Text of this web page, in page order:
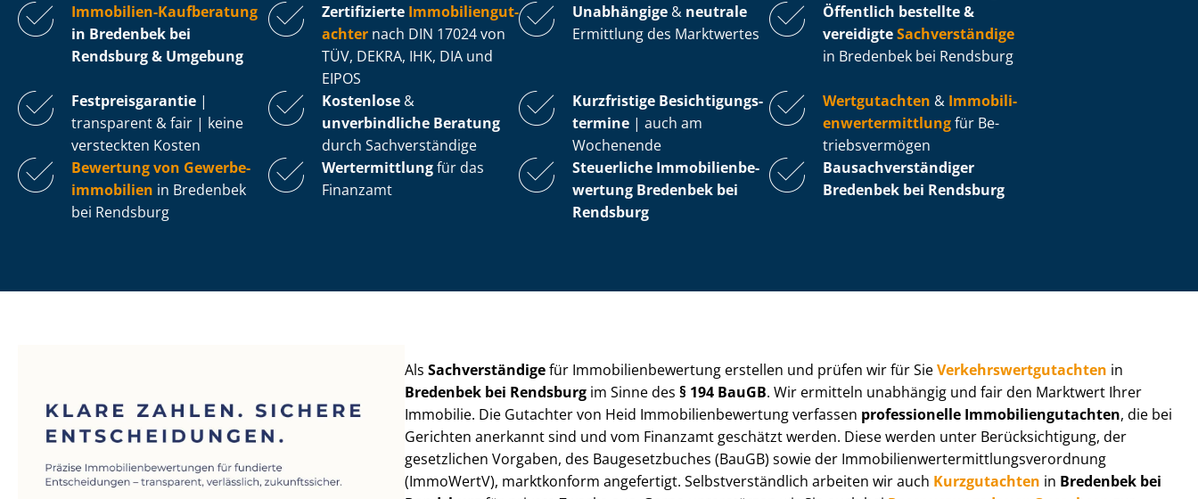
Immobilien-Kaufberatung
in Bredenbek bei
Rendsburg & Umgebung
Zertifizierte Im­mo­bi­li­en­gut­
ach­ter nach DIN 17024 von
TÜV, DEKRA, IHK, DIA und
EIPOS
Unabhängige & neutrale
Ermittlung des Marktwertes
Öffentlich bestellte &
vereidigteSachverständige
in Bredenbek bei Rendsburg
Fest­preis­ga­ran­tie |
transparent & fair | keine
versteckten Kosten
Kostenlose &
unverbindliche Beratung
durch Sachverständige
Kurzfristige Be­sich­ti­gungs­
ter­mi­ne | auch am
Wochenende
Wertgutachten & Im­mo­bi­li­
en­wert­ermitt­lungfür Be­
triebs­ver­mö­gen
Bewertung von Ge­wer­be­
im­mo­bi­li­en in Bredenbek
bei Rendsburg
Wertermittlungfür das
Finanzamt
Steuerliche Im­mo­bi­li­en­be­
wer­tung Bredenbek bei
Rendsburg
Bau­sach­ver­stän­di­ger
Bredenbek bei Rendsburg
AlsSachverständigefür Im­mo­bi­li­en­be­wer­tung erstellen und prüfen wir für SieVer­kehrs­wert­gut­ach­ten in
Bredenbek bei Rendsburg im Sinne des§ 194 BauGB. Wir ermitteln unabhängig und fair den Marktwert Ihrer
Immobilie. Die Gutachter von Heid Im­mo­bi­li­en­be­wer­tung verfassen professionelle Im­mo­bi­li­en­gut­ach­ten, die bei
Gerichten anerkannt sind und vom Finanzamt geschätzt werden. Diese werden unter Be­rück­sich­ti­gung, der
gesetzlichen Vorgaben, des Baugesetzbuches (BauGB) sowie der Im­mo­bi­li­en­wert­ermitt­lungs­ver­ord­nung
(ImmoWertV), marktkonform angefertigt. Selbst­ver­ständ­lich arbeiten wir auch Kurzgutachten in Bredenbek bei